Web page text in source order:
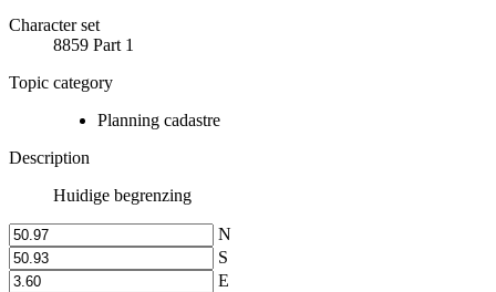
Character set
8859 Part 1
Topic category
Planning cadastre
Description
Huidige begrenzing
N
S
E